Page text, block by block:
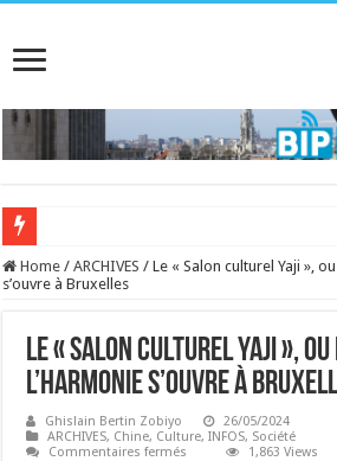
Home / ARCHIVES / Le « Salon culturel Yaji »,
s’ouvre à Bruxelles
Le « Salon culturel Yaji »,
l’harmonie s’ouvre à
Ghislain Bertin Zobiyo
26/05/2024
ARCHIVES, Chine, Culture,INFOS, Société
Commentaires fermés
1,863 Views